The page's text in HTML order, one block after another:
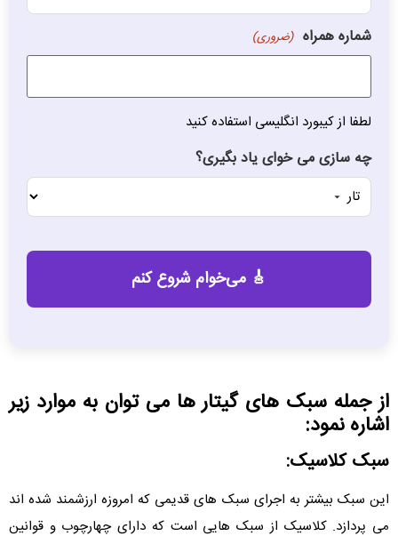
شماره همراه (ضروری)
لطفا از کیبورد انگلیسی استفاده کنید
چه سازی می خوای یاد بگیری؟
از جمله سبک های گیتار ها می توان به موارد زیر
اشاره نمود:
سبک کلاسیک:
این سبک بیشتر به اجرای سبک های قدیمی که امروزه ارزشمند شده اند
می پردازد. کلاسیک از سبک هایی است که دارای چهارچوب و قوانین